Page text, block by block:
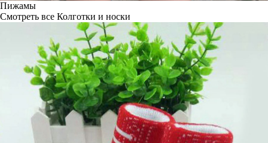
Пижамы
Смотреть все Колготки и носки